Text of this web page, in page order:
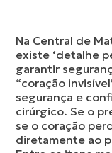
Na Central de
existe ‘detalhe
garantir
“coração
segurança e
cirúrgico. Se o
se o coração
diretamente ao